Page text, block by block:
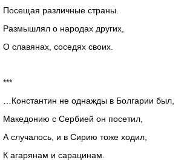
Посещая различные страны.
Размышлял о народах других,
О славянах, соседях своих.
***
…Константин не однажды в Болгарии был,
Македонию с Сербией он посетил,
А случалось, и в Сирию тоже ходил,
К агарянам и сарацинам.